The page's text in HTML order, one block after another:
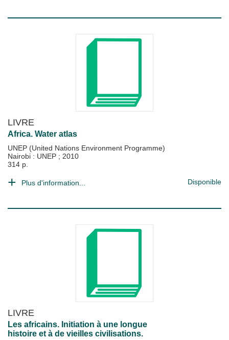
LIVRE
Africa. Water atlas
UNEP (United Nations Environment Programme)
Nairobi : UNEP ; 2010
314 p.
Plus d'information... Disponible
LIVRE
Les africains. Initiation à une longue
histoire et à de vieilles civilisations.